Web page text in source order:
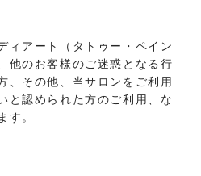
ィアート（タトゥー・ペイン
他のお客様のご迷惑となる行
、その他、当サロンをご利用
と認められた方のご利用、な
す。